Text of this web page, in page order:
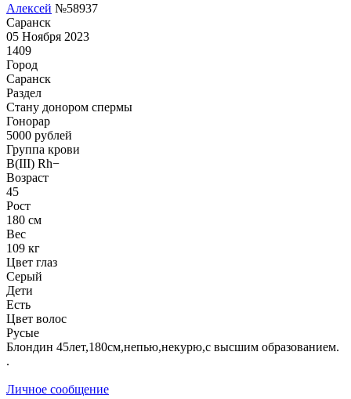
Алексей №58937
Саранск
05 Ноября 2023
1409
Город
Саранск
Раздел
Стану донором спермы
Гонoрар
5000 рублей
Группа крови
B(III) Rh−
Возраст
45
Рост
180 см
Вес
109 кг
Цвет глаз
Серый
Дети
Есть
Цвет волос
Русые
Блондин 45лет,180см,непью,некурю,с высшим образованием.
.
Личное сообщение